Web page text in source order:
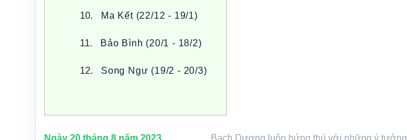
Ma Kết (22/12 - 19/1)
Bảo Bình (20/1 - 18/2)
Song Ngư (19/2 - 20/3)
Ngày 20 tháng 8 năm 2023
Bạch Dương luôn hứng thú với những ý tưởng